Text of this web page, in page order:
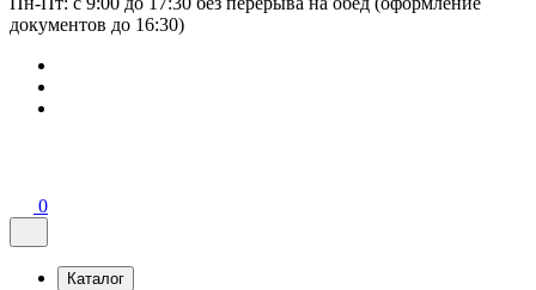
документов до 16:30)
0
Каталог